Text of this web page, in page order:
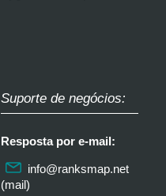
Suporte de negócios:
Resposta por e-mail:
info@ranksmap.net
(mail)